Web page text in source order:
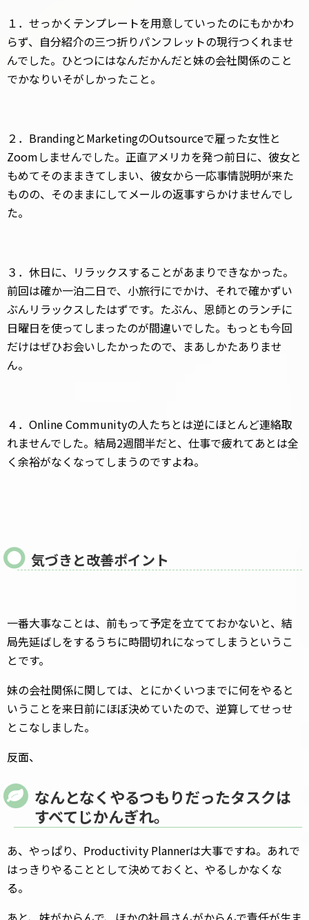
１．せっかくテンプレートを用意していったのにもかかわ
らず、自分紹介の三つ折りパンフレットの現行つくれませ
んでした。ひとつにはなんだかんだと妹の会社関係のこと
でかなりいそがしかったこと。
２．BrandingとMarketingのOutsourceで雇った女性と
Zoomしませんでした。正直アメリカを発つ前日に、彼女と
もめてそのままきてしまい、彼女から一応事情説明が来た
ものの、そのままにしてメールの返事すらかけませんでし
た。
３．休日に、リラックスすることがあまりできなかった。
前回は確か一泊二日で、小旅行にでかけ、それで確かずい
ぶんリラックスしたはずです。たぶん、恩師とのランチに
日曜日を使ってしまったのが間違いでした。もっとも今回
だけはぜひお会いしたかったので、まあしかたありませ
ん。
４．Online Communityの人たちとは逆にほとんど連絡取
れませんでした。結局2週間半だと、仕事で疲れてあとは全
く余裕がなくなってしまうのですよね。
気づきと改善ポイント
一番大事なことは、前もって予定を立てておかないと、結
局先延ばしをするうちに時間切れになってしまうというこ
とです。
妹の会社関係に関しては、とにかくいつまでに何をやると
いうことを来日前にほぼ決めていたので、逆算してせっせ
とこなしました。
反面、
なんとなくやるつもりだったタスクは
すべてじかんぎれ。
あ、やっぱり、Productivity Plannerは大事ですね。あれで
はっきりやることとして決めておくと、やるしかなくな
る。